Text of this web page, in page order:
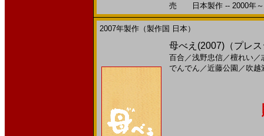
売 日本製作 -- 2000年～
2007年製作（製作国 日本）
母べえ(2007)（プレ
百合 ／浅野忠信／檀れい／
でんでん ／近藤公園 ／ 吹越